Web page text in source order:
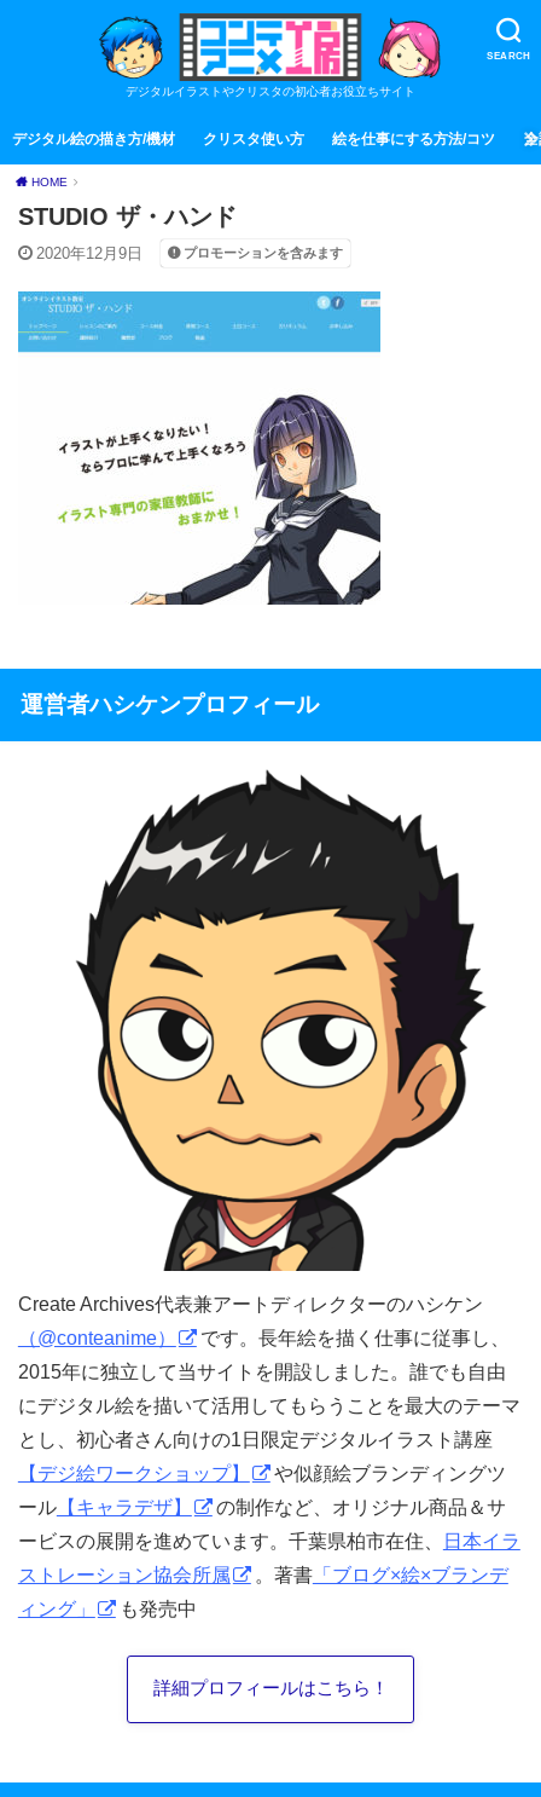
SEARCH
デジタルイラストやクリスタの初心者お役立ちサイト
デジタル絵の描き方/機材 クリスタ使い方 絵を仕事にする方法/コツ 全
HOME
STUDIO ザ・ハンド
2020年12月9日 プロモーションを含みます
運営者ハシケンプロフィール
Create Archives代表兼アートディレクターのハシケン
（@conteanime）
です。長年絵を描く仕事に従事し、
2015年に独立して当サイトを開設しました。誰でも自由
にデジタル絵を描いて活用してもらうことを最大のテーマ
とし、初心者さん向けの1日限定デジタルイラスト講座
【デジ絵ワークショップ】
や似顔絵ブランディングツ
ール【キャラデザ】
の制作など、オリジナル商品＆サ
ービスの展開を進めています。千葉県柏市在住、
日本イラ
ストレーション協会所属
。著書「ブログ×絵×ブランデ
ィング」
も発売中
詳細プロフィールはこちら！